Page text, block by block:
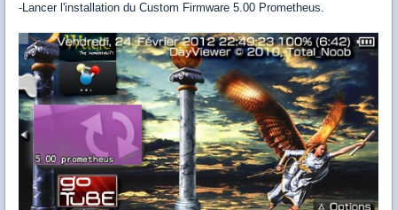
-Lancer l'installation du Custom Firmware 5.00 Prometheus.